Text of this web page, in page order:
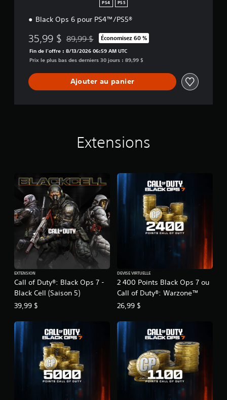
PS4 PS5
Black Ops 6 pour PS4™/PS5®
35,99 $ Remise par rapport au prix d'origine de 89,99 $
89,99 $ Économisez 60 %
Fin de l’offre : 8/13/2026 06:59 AM UTC
Prix le plus bas des derniers 30 jours : 89,99 $
Ajouter au panier
Extensions
Call of Duty®: Black Ops 7 -
Black Cell (Saison 5)
EXTENSION
39,99 $
2 400 Points Black Ops 7 ou
Call of Duty®: Warzone™
DEVISE VIRTUELLE
26,99 $